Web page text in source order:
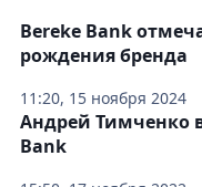
11:20, 15 ноября 2024
Bereke Bank
рождения бренда
Андрей Тимченко
Bank